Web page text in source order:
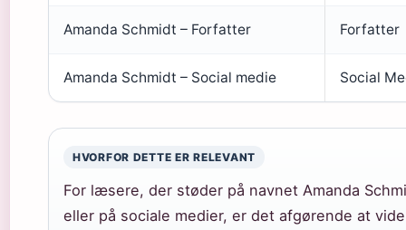
Amanda Schmidt – Forfatter Forfatter
Amanda Schmidt – Social medie Social
HVORFOR DETTE ER RELEVANT
For læsere, der støder på navnet Amanda
eller på sociale medier, er det afgørende at